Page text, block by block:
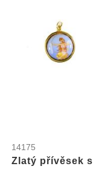
14175
Zlatý přívěsek s